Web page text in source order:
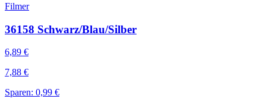
Filmer
36158 Schwarz/Blau/Silber
6,89 €
7,88 €
Sparen: 0,99 €